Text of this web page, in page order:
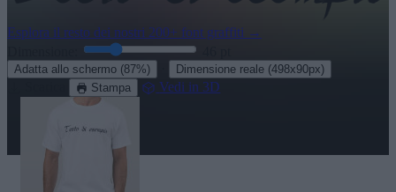
Esplora il resto dei nostri 200+ font graffiti →
Adatta allo schermo (87%) Dimensione reale (498x90px)
Stampa Vedi in 3D